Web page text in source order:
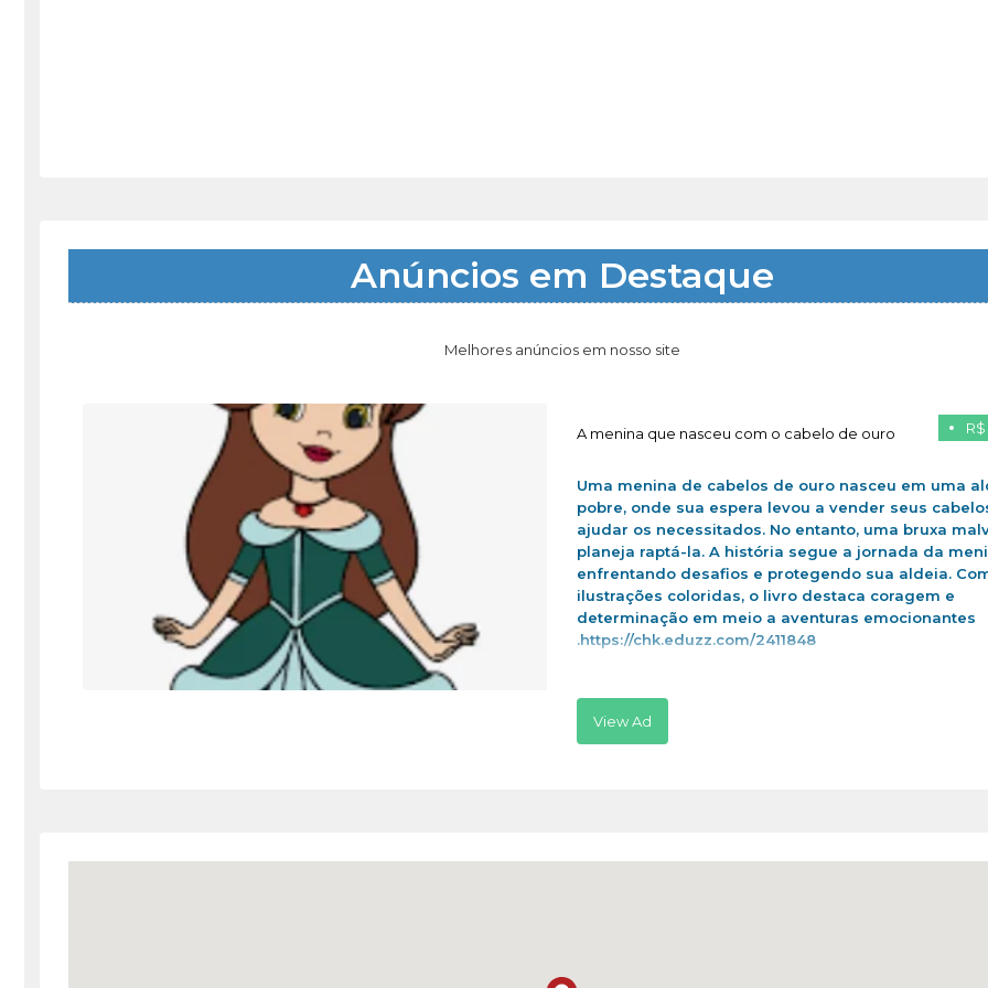
Anúncios em Destaque
Melhores anúncios em nosso site
A menina que nasceu com o cabelo de ouro
Uma menina de cabelos de ouro nasceu em uma
pobre, onde sua espera levou a vender seus
ajudar os necessitados. No entanto, uma bruxa
planeja raptá-la. A história segue a jornada da
enfrentando desafios e protegendo sua aldeia.
ilustrações coloridas, o livro destaca coragem e
determinação em meio a aventuras emocionantes
.https://chk.eduzz.com/2411848
View Ad